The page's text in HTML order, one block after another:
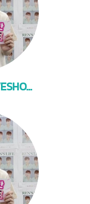
RENSLIFE 1ST LIVESHOW BKK